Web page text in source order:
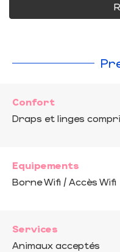
Confort
Draps et linges
Equipements
Borne Wifi / Accès Wifi
Services
Animaux acceptés